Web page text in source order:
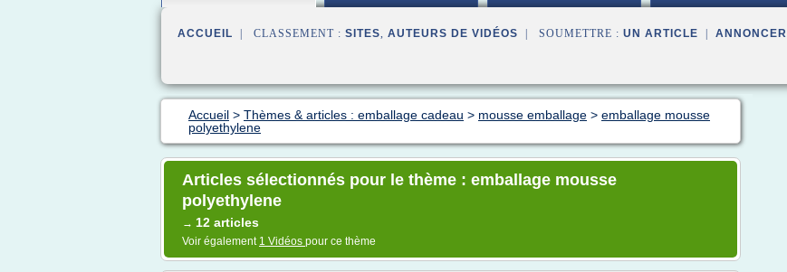
ACCUEIL | CLASSEMENT : SITES, AUTEURS DE VIDÉOS | SOUMETTRE : UN ARTICLE ANNONCER
Accueil > Thèmes & articles : emballage cadeau > mousse emballage > emballage mousse
polyethylene
Articles sélectionnés pour le thème : emballage mousse
polyethylene
→ 12 articles
Voir également 1 Vidéos pour ce thème